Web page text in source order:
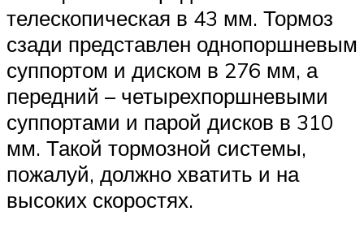
телескопическая в 43 мм. Тормоз
сзади представлен однопоршневым
суппортом и диском в 276 мм, а
передний – четырехпоршневыми
суппортами и парой дисков в 310
мм. Такой тормозной системы,
пожалуй, должно хватить и на
высоких скоростях.